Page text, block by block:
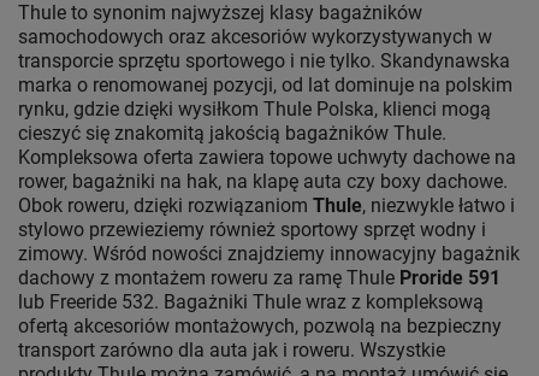
Thule to synonim najwyższej klasy bagażników
samochodowych oraz akcesoriów wykorzystywanych w
transporcie sprzętu sportowego i nie tylko. Skandynawska
marka o renomowanej pozycji, od lat dominuje na polskim
rynku, gdzie dzięki wysiłkom Thule Polska, klienci mogą
cieszyć się znakomitą jakością bagażników Thule.
Kompleksowa oferta zawiera topowe uchwyty dachowe na
rower, bagażniki na hak, na klapę auta czy boxy dachowe.
Obok roweru, dzięki rozwiązaniom Thule, niezwykle łatwo i
stylowo przewieziemy również sportowy sprzęt wodny i
zimowy. Wśród nowości znajdziemy innowacyjny bagażnik
dachowy z montażem roweru za ramę Thule Proride 591
lub Freeride 532. Bagażniki Thule wraz z kompleksową
ofertą akcesoriów montażowych, pozwolą na bezpieczny
transport zarówno dla auta jak i roweru. Wszystkie